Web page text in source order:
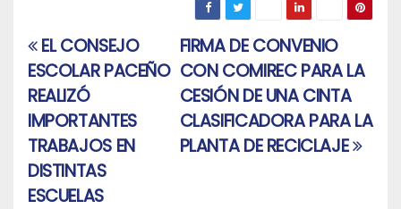
Navegación
de
entradas
FIRMA DE CONVENIO
CON COMIREC PARA LA
CESIÓN DE UNA CINTA
CLASIFICADORA PARA LA
PLANTA DE RECICLAJE
EL CONSEJO
ESCOLAR PACEÑO
REALIZÓ
IMPORTANTES
TRABAJOS EN
DISTINTAS
ESCUELAS